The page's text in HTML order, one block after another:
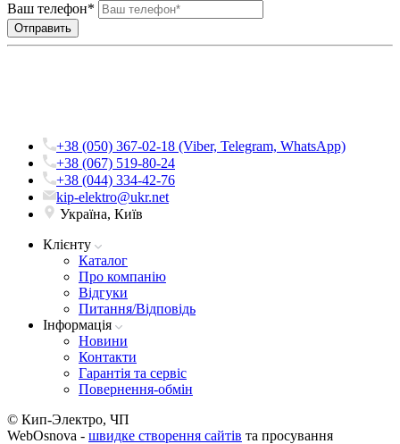
Ваш телефон*
+38 (050) 367-02-18 (Viber, Telegram, WhatsApp)
+38 (067) 519-80-24
+38 (044) 334-42-76
kip-elektro@ukr.net
Україна, Київ
Клієнту
Каталог
Про компанію
Вiдгуки
Питання/Відповідь
Iнформацiя
Новини
Контакти
Гарантія та сервіс
Повернення-обмін
© Кип-Электро, ЧП
WebOsnova - швидке створення сайтів та просування